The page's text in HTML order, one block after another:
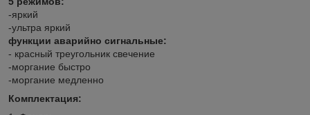
-яркий
-ультра яркий
функции аварийно сигнальные:
- красный треугольник свечение
-моргание быстро
-моргание медленно
Комплектация: